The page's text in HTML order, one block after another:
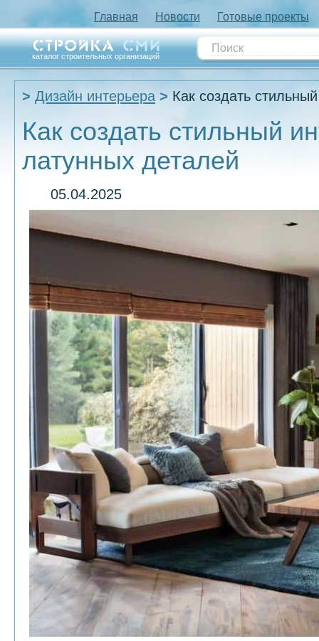
Главная Новости Готовые проекты
каталог строительных организаций
Дизайн интерьера Как создать
Как создать стильный
латунных деталей
05.04.2025